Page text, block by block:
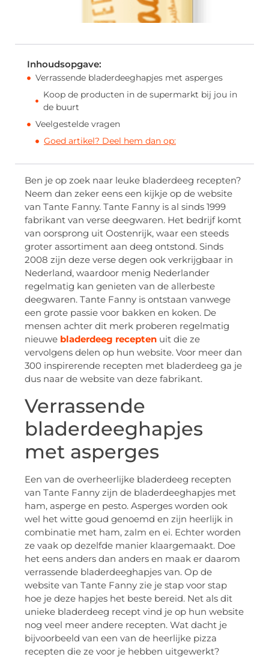
Inhoudsopgave:
Verrassende bladerdeeghapjes met asperges
Koop de producten in de supermarkt bij jou in
de buurt
Veelgestelde vragen
Goed artikel? Deel hem dan op:
Ben je op zoek naar leuke bladerdeeg recepten?
Neem dan zeker eens een kijkje op de website
van Tante Fanny. Tante Fanny is al sinds 1999
fabrikant van verse deegwaren. Het bedrijf komt
van oorsprong uit Oostenrijk, waar een steeds
groter assortiment aan deeg ontstond. Sinds
2008 zijn deze verse degen ook verkrijgbaar in
Nederland, waardoor menig Nederlander
regelmatig kan genieten van de allerbeste
deegwaren. Tante Fanny is ontstaan vanwege
een grote passie voor bakken en koken. De
mensen achter dit merk proberen regelmatig
nieuwe bladerdeeg recepten uit die ze
vervolgens delen op hun website. Voor meer dan
300 inspirerende recepten met bladerdeeg ga je
dus naar de website van deze fabrikant.
Verrassende
bladerdeeghapjes
met asperges
Een van de overheerlijke bladerdeeg recepten
van Tante Fanny zijn de bladerdeeghapjes met
ham, asperge en pesto. Asperges worden ook
wel het witte goud genoemd en zijn heerlijk in
combinatie met ham, zalm en ei. Echter worden
ze vaak op dezelfde manier klaargemaakt. Doe
het eens anders dan anders en maak er daarom
verrassende bladerdeeghapjes van. Op de
website van Tante Fanny zie je stap voor stap
hoe je deze hapjes het beste bereid. Net als dit
unieke bladerdeeg recept vind je op hun website
nog veel meer andere recepten. Wat dacht je
bijvoorbeeld van een van de heerlijke pizza
recepten die ze voor je hebben uitgewerkt?